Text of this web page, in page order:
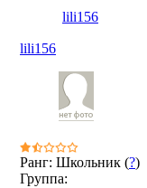
lili156
lili156
Ранг: Школьник (?)
Группа: